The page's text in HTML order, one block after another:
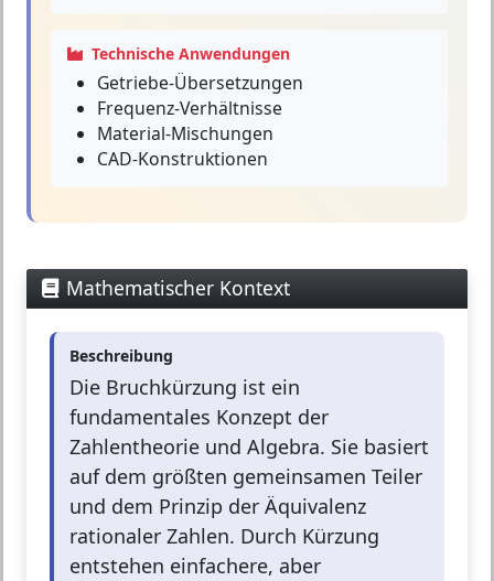
Technische Anwendungen
Getriebe-Übersetzungen
Frequenz-Verhältnisse
Material-Mischungen
CAD-Konstruktionen
Mathematischer Kontext
Beschreibung
Die Bruchkürzung ist ein
fundamentales Konzept der
Zahlentheorie und Algebra. Sie basiert
auf dem größten gemeinsamen Teiler
und dem Prinzip der Äquivalenz
rationaler Zahlen. Durch Kürzung
entstehen einfachere, aber